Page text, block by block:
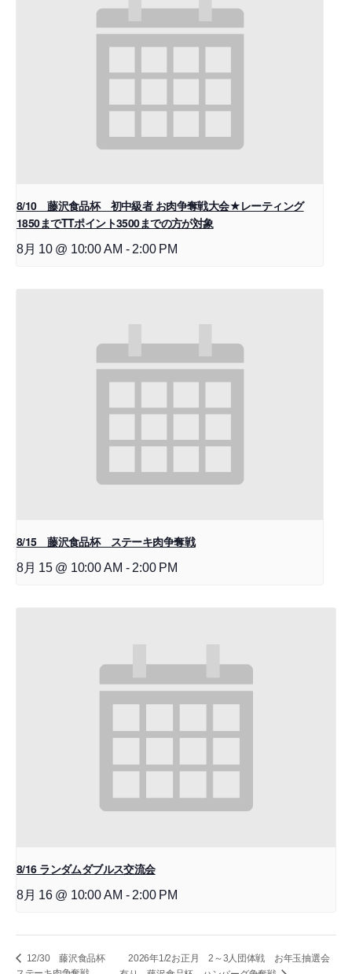
8/10 藤沢食品杯 初中級者 お肉争奪戦大会★レーティング
1850までTTポイント3500までの方が対象
8月 10 @ 10:00 AM - 2:00 PM
8/15 藤沢食品杯 ステーキ肉争奪戦
8月 15 @ 10:00 AM - 2:00 PM
8/16 ランダムダブルス交流会
8月 16 @ 10:00 AM - 2:00 PM
12/30 藤沢食品杯
2026年1/2お正月 2～3人団体戦 お年玉抽選会